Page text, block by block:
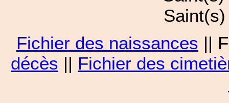
Fichier des naissances ||
décès || Fichier des